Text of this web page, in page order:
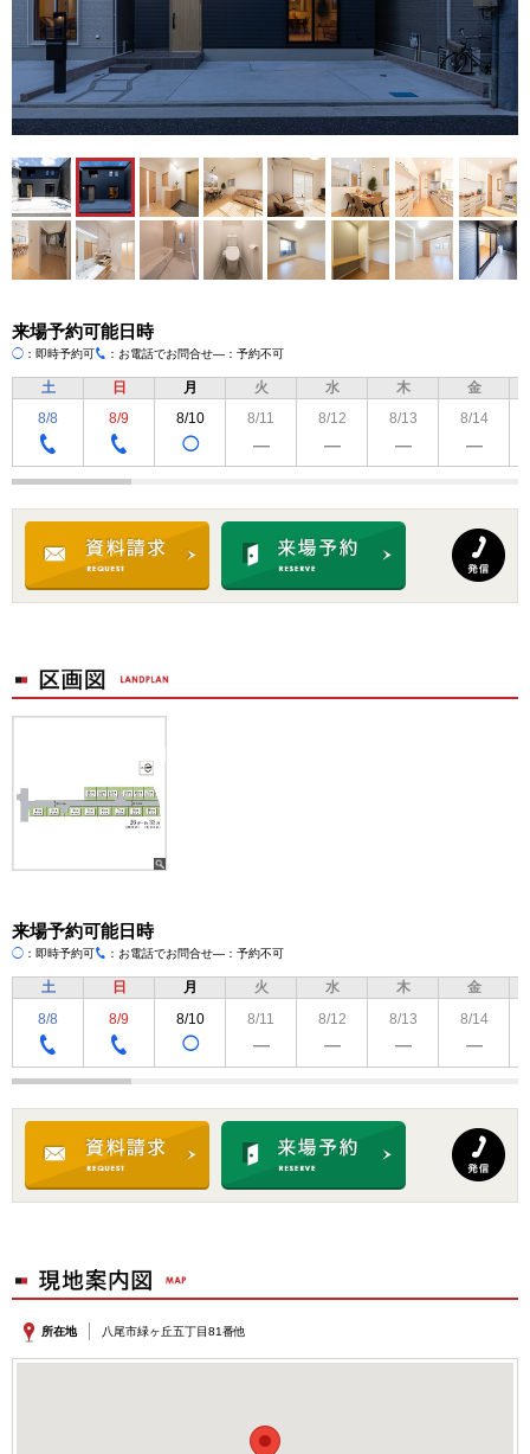
来場予約可能日時
◯ ：即時予約可 TEL
：お電話でお問合せ―：予約不可
土
8/8
TEL
日
8/9
TEL
月
8/10
◯
火
8/11
―
水
8/12
―
木
8/13
―
金
8/14
―
来場予約可能日時
◯ ：即時予約可 TEL
：お電話でお問合せ―：予約不可
土
8/8
TEL
日
8/9
TEL
月
8/10
◯
火
8/11
―
水
8/12
―
木
8/13
―
金
8/14
―
所在地 八尾市緑ヶ丘五丁目81番他